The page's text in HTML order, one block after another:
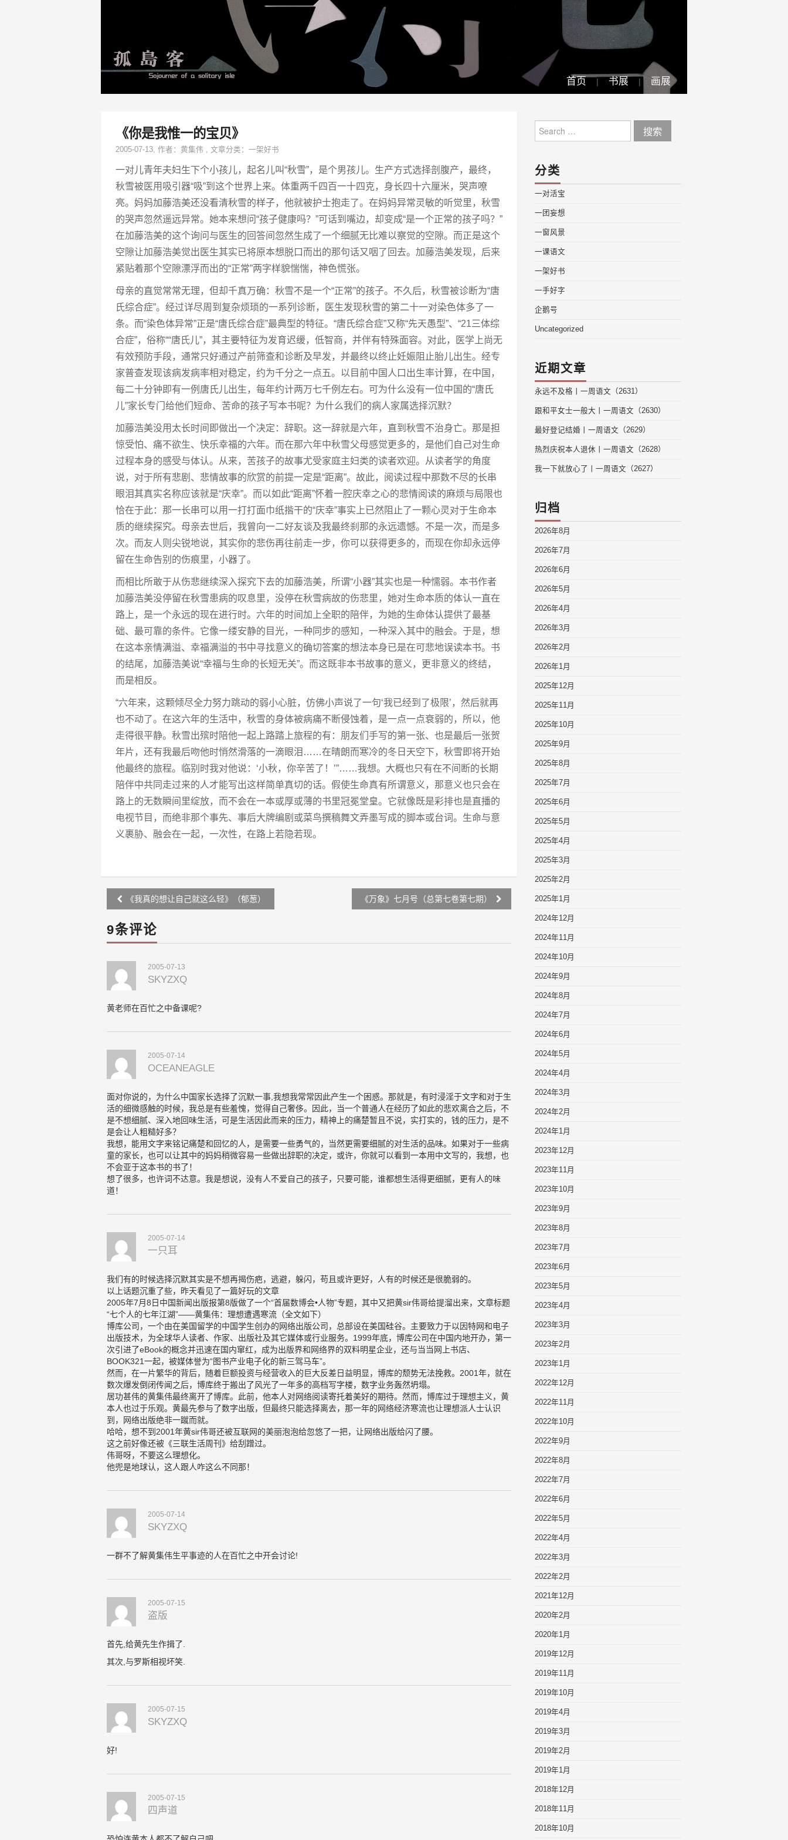
首页 书展 画展
《你是我惟一的宝贝》
2005-07-13, 作者： 黄集伟 , 文章分类： 一架好书
一对儿青年夫妇生下个小孩儿，起名儿叫“秋雪”，是个男孩儿。生产方式选择剖腹产，最终，
秋雪被医用吸引器“吸”到这个世界上来。体重两千四百一十四克，身长四十六厘米，哭声嘹
亮。妈妈加藤浩美还没看清秋雪的样子，他就被护士抱走了。在妈妈异常灵敏的听觉里，秋雪
的哭声忽然遥远异常。她本来想问“孩子健康吗？”可话到嘴边，却变成“是一个正常的孩子吗？”
在加藤浩美的这个询问与医生的回答间忽然生成了一个细腻无比难以察觉的空隙。而正是这个
空隙让加藤浩美觉出医生其实已将原本想脱口而出的那句话又咽了回去。加藤浩美发现，后来
紧贴着那个空隙漂浮而出的“正常”两字样貌惴惴，神色慌张。
母亲的直觉常常无理，但却千真万确：秋雪不是一个“正常”的孩子。不久后，秋雪被诊断为“唐
氏综合症”。经过详尽周到复杂烦琐的一系列诊断，医生发现秋雪的第二十一对染色体多了一
条。而“染色体异常”正是“唐氏综合症”最典型的特征。“唐氏综合症”又称“先天愚型”、“21三体综
合症”，俗称““唐氏儿”，其主要特征为发育迟缓，低智商，并伴有特殊面容。对此，医学上尚无
有效预防手段，通常只好通过产前筛查和诊断及早发，并最终以终止妊娠阻止胎儿出生。经专
家普查发现该病发病率相对稳定，约为千分之一点五。以目前中国人口出生率计算，在中国，
每二十分钟即有一例唐氏儿出生，每年约计两万七千例左右。可为什么没有一位中国的“唐氏
儿”家长专门给他们短命、苦命的孩子写本书呢？为什么我们的病人家属选择沉默？
加藤浩美没用太长时间即做出一个决定：辞职。这一辞就是六年，直到秋雪不治身亡。那是担
惊受怕、痛不欲生、快乐幸福的六年。而在那六年中秋雪父母感觉更多的，是他们自己对生命
过程本身的感受与体认。从来，苦孩子的故事尤受家庭主妇类的读者欢迎。从读者学的角度
说，对于所有悲剧、悲情故事的欣赏的前提一定是“距离”。故此，阅读过程中那数不尽的长串
眼泪其真实名称应该就是“庆幸”。而以如此“距离”怀着一腔庆幸之心的悲情阅读的麻烦与局限也
恰在于此：那一长串可以用一打打面巾纸揩干的“庆幸”事实上已然阻止了一颗心灵对于生命本
质的继续探究。母亲去世后，我曾向一二好友谈及我最终刹那的永远遗憾。不是一次，而是多
次。而友人则尖锐地说，其实你的悲伤再往前走一步，你可以获得更多的，而现在你却永远停
留在生命告别的伤痕里，小器了。
而相比所敢于从伤悲继续深入探究下去的加藤浩美，所谓“小器”其实也是一种懦弱。本书作者
加藤浩美没停留在秋雪患病的叹息里，没停在秋雪病故的伤悲里，她对生命本质的体认一直在
路上，是一个永远的现在进行时。六年的时间加上全职的陪伴，为她的生命体认提供了最基
础、最可靠的条件。它像一缕安静的目光，一种同步的感知，一种深入其中的融会。于是，想
在这本亲情满溢、幸福满溢的书中寻找意义的确切答案的想法本身已是在可悲地误读本书。书
的结尾，加藤浩美说“幸福与生命的长短无关”。而这既非本书故事的意义，更非意义的终结，
而是相反。
“六年来，这颗倾尽全力努力跳动的弱小心脏，仿佛小声说了一句‘我已经到了极限’，然后就再
也不动了。在这六年的生活中，秋雪的身体被病痛不断侵蚀着，是一点一点衰弱的，所以，他
走得很平静。秋雪出殡时陪他一起上路踏上旅程的有：朋友们手写的第一张、也是最后一张贺
年片，还有我最后吻他时悄然滑落的一滴眼泪……在晴朗而寒冷的冬日天空下，秋雪即将开始
他最终的旅程。临别时我对他说：‘小秋，你辛苦了！’”……我想。大概也只有在不间断的长期
陪伴中共同走过来的人才能写出这样简单真切的话。假使生命真有所谓意义，那意义也只会在
路上的无数瞬间里绽放，而不会在一本或厚或薄的书里冠冕堂皇。它就像既是彩排也是直播的
电视节目，而绝非那个事先、事后大牌编剧或菜鸟撰稿舞文弄墨写成的脚本或台词。生命与意
义裹胁、融会在一起，一次性，在路上若隐若现。
Post
navigation
《我真的想让自己就这么轻》（郁葱） 《万象》七月号（总第七卷第七期）
9条评论
2005-07-13
SKYZXQ
黄老师在百忙之中备课呢?
2005-07-14
OCEANEAGLE
面对你说的，为什么中国家长选择了沉默一事,我想我常常因此产生一个困惑。那就是，有时浸淫于文字和对于生
活的细微感触的时候，我总是有些羞愧，觉得自己奢侈。因此，当一个普通人在经历了如此的悲欢离合之后，不
是不想细腻、深入地回味生活，可是生活因此而来的压力，精神上的痛楚暂且不说，实打实的，钱的压力，是不
是会让人粗糙好多？
我想，能用文字来铭记痛楚和回忆的人，是需要一些勇气的，当然更需要细腻的对生活的品味。如果对于一些病
童的家长，也可以让其中的妈妈稍微容易一些做出辞职的决定，或许，你就可以看到一本用中文写的，我想，也
不会亚于这本书的书了！
想了很多，也许词不达意。我是想说，没有人不爱自己的孩子，只要可能，谁都想生活得更细腻，更有人的味
道！
2005-07-14
一只耳
我们有的时候选择沉默其实是不想再揭伤疤，逃避，躲闪，苟且或许更好，人有的时候还是很脆弱的。
以上话题沉重了些，昨天看见了一篇好玩的文章
2005年7月8日中国新闻出版报第8版做了一个“首届数博会•人物”专题，其中又把黄sir伟哥给提溜出来，文章标题
“七个人的七年江湖”——黄集伟：理想遭遇寒流（全文如下）
博库公司，一个由在美国留学的中国学生创办的网络出版公司，总部设在美国硅谷。主要致力于以因特网和电子
出版技术，为全球华人读者、作家、出版社及其它媒体或行业服务。1999年底，博库公司在中国内地开办，第一
次引进了eBook的概念并迅速在国内窜红，成为出版界和网络界的双料明星企业，还与当当网上书店、
BOOK321一起，被媒体誉为“图书产业电子化的新三驾马车”。
然而，在一片繁华的背后，随着巨额投资与经营收入的巨大反差日益明显，博库的颓势无法挽救。2001年，就在
数次爆发倒闭传闻之后，博库终于搬出了风光了一年多的高档写字楼，数字业务轰然坍塌。
居功甚伟的黄集伟最终离开了博库。此前，他本人对网络阅读寄托着美好的期待。然而，博库过于理想主义，黄
本人也过于乐观。黄最先参与了数字出版，但最终只能选择离去，那一年的网络经济寒流也让理想派人士认识
到，网络出版绝非一蹴而就。
哈哈，想不到2001年黄sir伟哥还被互联网的美丽泡泡给忽悠了一把，让网络出版给闪了腰。
这之前好像还被《三联生活周刊》给刮蹭过。
伟哥呀，不要这么理想化。
他兜是地球认，这人跟人咋这么不同那！
2005-07-14
SKYZXQ
一群不了解黄集伟生平事迹的人在百忙之中开会讨论!
2005-07-15
盗版
首先,给黄先生作揖了.
其次,与罗斯相视坏笑.
2005-07-15
SKYZXQ
好!
2005-07-15
四声道
for:
分类
一对活宝
一团妄想
一窗风景
一课语文
一架好书
一手好字
企鹅号
Uncategorized
近期文章
永远不及格丨一周语文（2631）
跟和平女士一般大丨一周语文（2630）
最好登记结婚丨一周语文（2629）
热烈庆祝本人退休丨一周语文（2628）
我一下就放心了丨一周语文（2627）
归档
2026年8月
2026年7月
2026年6月
2026年5月
2026年4月
2026年3月
2026年2月
2026年1月
2025年12月
2025年11月
2025年10月
2025年9月
2025年8月
2025年7月
2025年6月
2025年5月
2025年4月
2025年3月
2025年2月
2025年1月
2024年12月
2024年11月
2024年10月
2024年9月
2024年8月
2024年7月
2024年6月
2024年5月
2024年4月
2024年3月
2024年2月
2024年1月
2023年12月
2023年11月
2023年10月
2023年9月
2023年8月
2023年7月
2023年6月
2023年5月
2023年4月
2023年3月
2023年2月
2023年1月
2022年12月
2022年11月
2022年10月
2022年9月
2022年8月
2022年7月
2022年6月
2022年5月
2022年4月
2022年3月
2022年2月
2021年12月
2020年2月
2020年1月
2019年12月
2019年11月
2019年10月
2019年4月
2019年3月
2019年2月
2019年1月
2018年12月
2018年11月
2018年10月